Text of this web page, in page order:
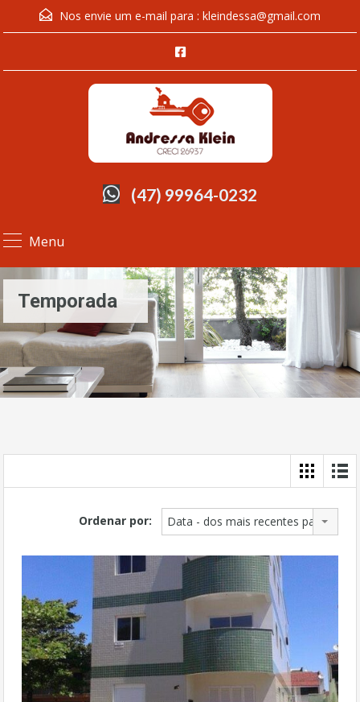
Nos envie um e-mail para : kleindessa@gmail.com
(47) 99964-0232
Menu
Temporada
Ordenar por: Data - dos mais recentes para os